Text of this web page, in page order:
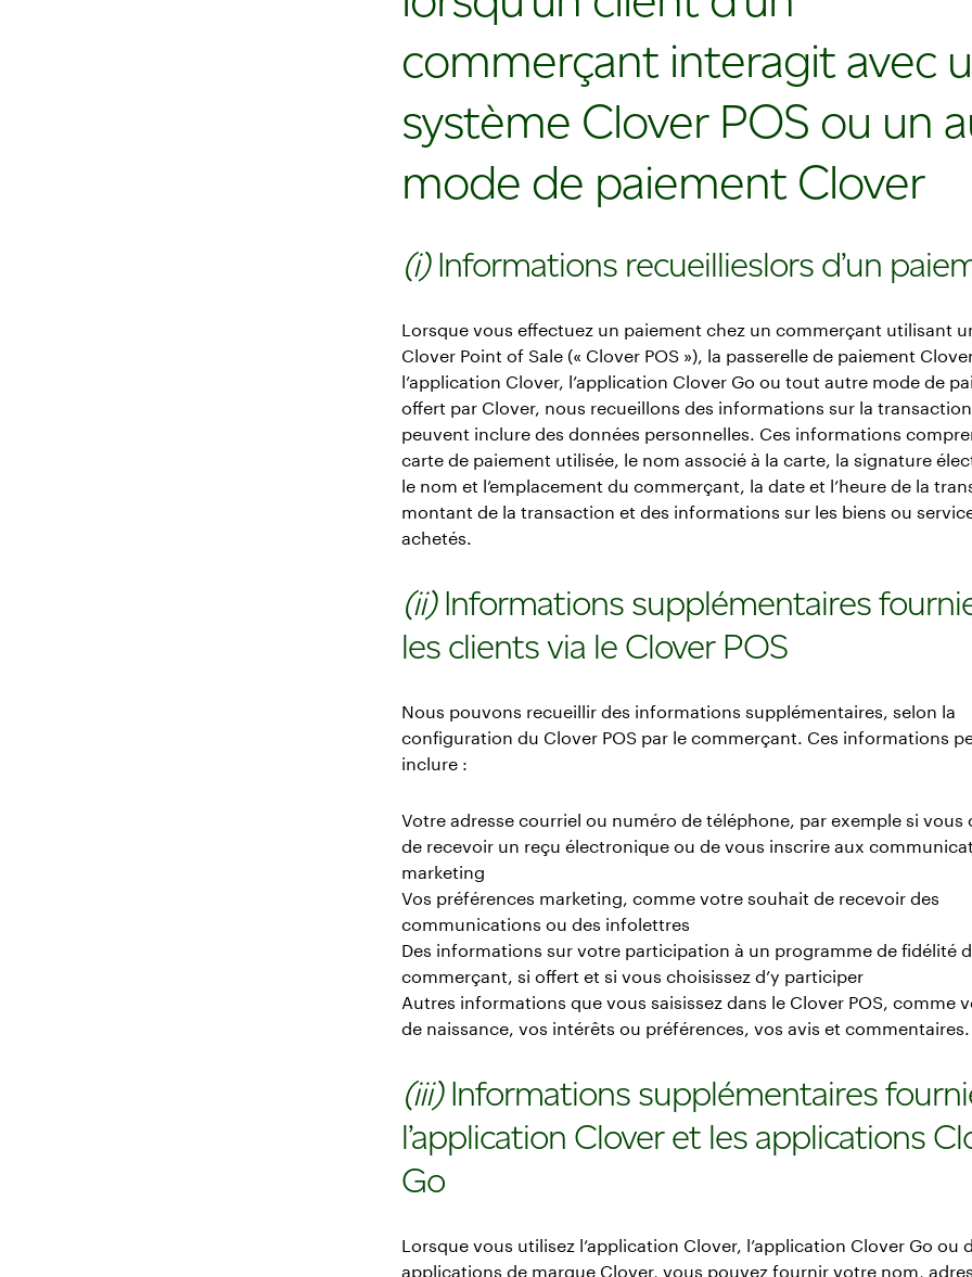
commerçant interagit avec
système Clover POS ou un
mode de paiement Clover
(i)Informations recueillieslors d’un
Lorsque vous effectuez un paiement chez un commerçant utilisant
Clover Point of Sale (« Clover POS »), la passerelle de paiement
l’application Clover, l’application Clover Go ou tout autre mode de
offert par Clover, nous recueillons des informations sur la
peuvent inclure des données personnelles. Ces informations
carte de paiement utilisée, le nom associé à la carte, la signature
le nom et l’emplacement du commerçant, la date et l’heure de la
montant de la transaction et des informations sur les biens ou
achetés.
(ii)Informations supplémentaires
les clients via le Clover POS
Nous pouvons recueillir des informations supplémentaires, selon la
configuration du Clover POS par le commerçant. Ces informations
inclure :
Votre adresse courriel ou numéro de téléphone, par exemple si vous
de recevoir un reçu électronique ou de vous inscrire aux
marketing
Vos préférences marketing, comme votre souhait de recevoir des
communications ou des infolettres
Des informations sur votre participation à un programme de fidélité
commerçant, si offert et si vous choisissez d’y participer
Autres informations que vous saisissez dans le Clover POS, comme
de naissance, vos intérêts ou préférences, vos avis et commentaires.
(iii)Informations supplémentaires
l’application Clover et les applications
Go
Lorsque vous utilisez l’application Clover, l’application Clover Go ou
applications de marque Clover, vous pouvez fournir votre nom,